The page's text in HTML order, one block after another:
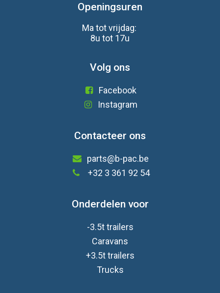
Openingsuren
Ma tot vrijdag:
8u tot 17u
Volg ons
Facebook
Instagram
Contacteer ons
parts@b-pac.be
+32 3 361 92 54
Onderdelen voor
-3.5t trailers
Caravans
+3.5t trailers
Trucks